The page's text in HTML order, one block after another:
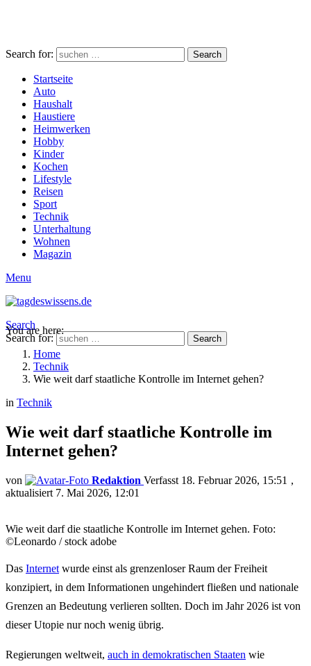
Search for: Search
Startseite
Auto
Haushalt
Haustiere
Heimwerken
Hobby
Kinder
Kochen
Lifestyle
Reisen
Sport
Technik
Unterhaltung
Wohnen
Magazin
Menu
Search
Search for:
Search
You are here:
Home
Technik
Wie weit darf staatliche Kontrolle im Internet gehen?
in Technik
Wie weit darf staatliche Kontrolle im
Internet gehen?
von Redaktion
18. Februar 2026, 15:51
aktualisiert 7. Mai 2026, 12:01
Wie weit darf die staatliche Kontrolle im Internet gehen. Foto:
©Leonardo / stock adobe
Das Internet wurde einst als grenzenloser Raum der Freiheit
konzipiert, in dem Informationen ungehindert fließen und nationale
Grenzen an Bedeutung verlieren sollten. Doch im Jahr 2026 ist von
dieser Utopie nur noch wenig übrig.
Regierungen weltweit, auch in demokratischen Staaten wie